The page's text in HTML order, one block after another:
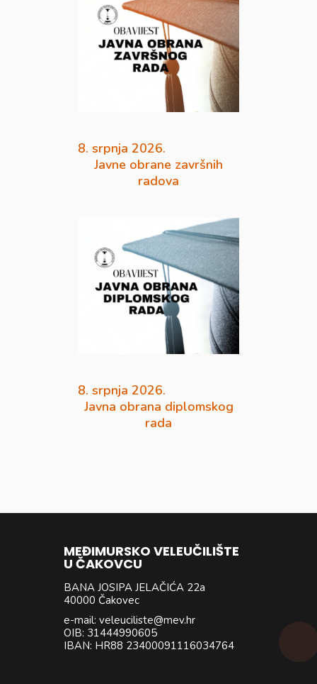
8. srpnja 2026.
Javne obrane završnih
radova
8. srpnja 2026.
Javna obrana diplomskog
rada
MEĐIMURSKO VELEUČILIŠTE
U ČAKOVCU
BANA JOSIPA JELAČIĆA 22a
40000 Čakovec
e-mail: veleuciliste@mev.hr
OIB: 31444990605
IBAN: HR88 23400091116034764